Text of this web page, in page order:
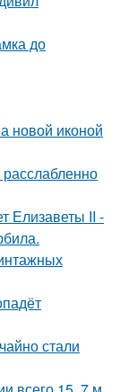
до
новой иконой
расслабленно
Елизаветы II -
стали